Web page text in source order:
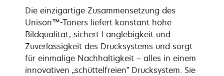
Die einzigartige Zusammensetzung des
Unison™-Toners liefert konstant hohe
Bildqualität, sichert Langlebigkeit und
Zuverlässigkeit des Drucksystems und sorgt
für einmalige Nachhaltigkeit – alles in einem
innovativen „schüttelfreien” Drucksystem. Sie